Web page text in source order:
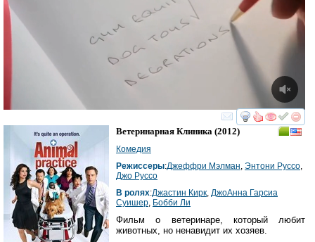
смотреть
Ветеринарная Клиника (2012)
Комедия
Режиссеры:Джеффри Мэлман Энтони Руссо
Джо Руссо
В ролях:Джастин Кирк ДжоАнна Гарсиа
Суишер Бобби Ли
Фильм о ветеринаре, который любит
животных, но ненавидит их хозяев.